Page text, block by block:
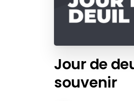
Jour de
souvenir